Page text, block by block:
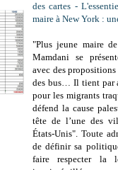
des cartes -
maire à New York :
"Plus jeune maire
Mamdani se
avec des
des bus… Il tient par
pour les migrants
défend la cause
tête de l’une des
États-Unis". Toute
de définir sa
faire respecter la